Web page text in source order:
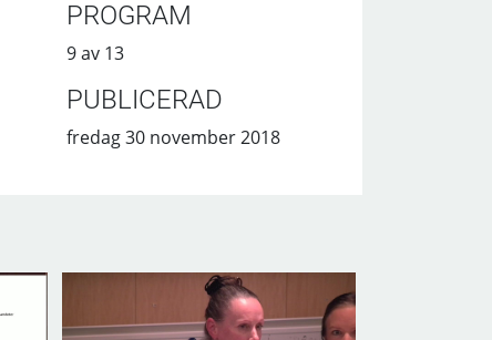
PROGRAM
9 av 13
PUBLICERAD
fredag 30 november 2018